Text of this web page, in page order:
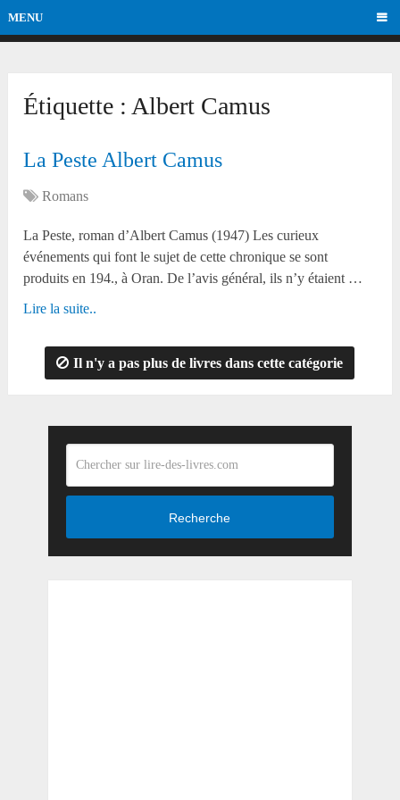
MENU
Étiquette : Albert Camus
La Peste Albert Camus
Romans
La Peste, roman d’Albert Camus (1947) Les curieux
événements qui font le sujet de cette chronique se sont
produits en 194., à Oran. De l’avis général, ils n’y étaient …
Lire la suite..
Il n'y a pas plus de livres dans cette catégorie
Recherche